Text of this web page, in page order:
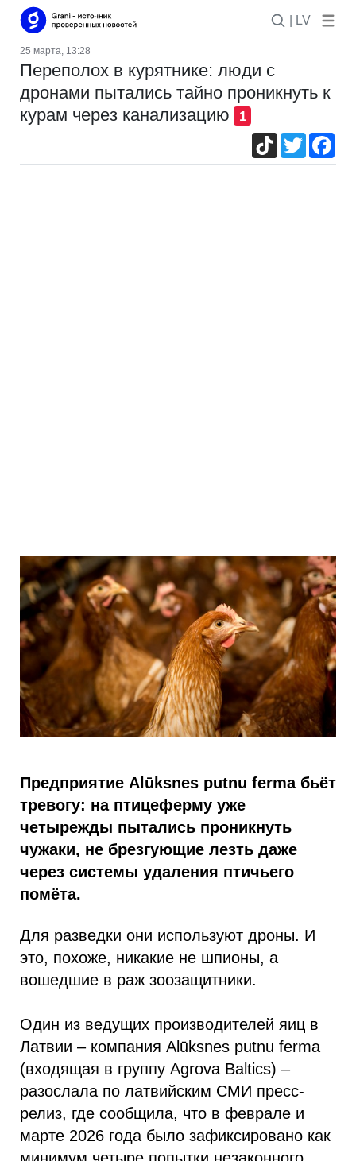
| LV
25 марта, 13:28
Переполох в курятнике: люди с
дронами пытались тайно проникнуть к
курам через канализацию
1
TikTokTwitter
Предприятие Alūksnes putnu ferma бьёт
тревогу: на птицеферму уже
четырежды пытались проникнуть
чужаки, не брезгующие лезть даже
через системы удаления птичьего
помёта.
Для разведки они используют дроны. И
это, похоже, никакие не шпионы, а
вошедшие в раж зоозащитники.
Один из ведущих производителей яиц в
Латвии – компания Alūksnes putnu ferma
(входящая в группу Agrova Baltics) –
разослала по латвийским СМИ пресс-
релиз, где сообщила, что в феврале и
марте 2026 года было зафиксировано как